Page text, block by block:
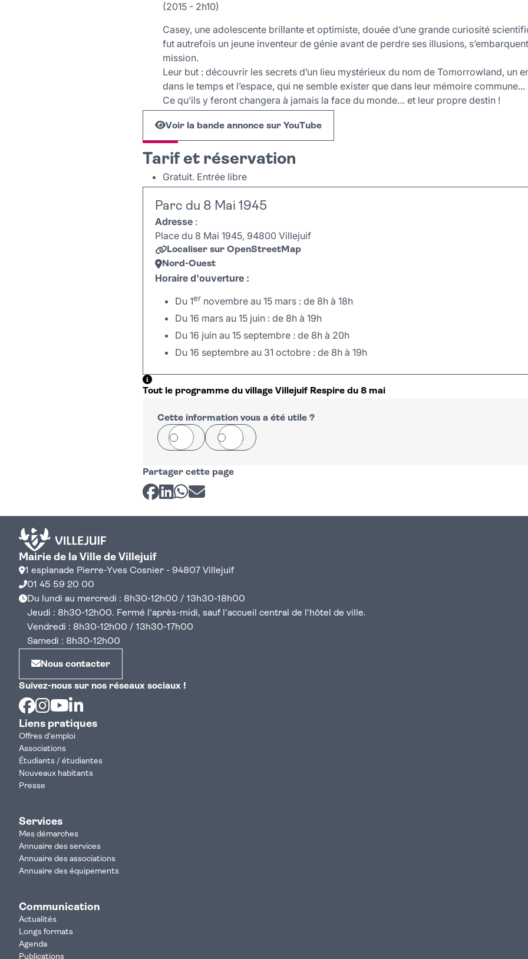
(2015 - 2h10)
Casey, une adolescente brillante et optimiste, douée d’une grande curiosité
fut autrefois un jeune inventeur de génie avant de perdre ses illusions,
mission.
Leur but : découvrir les secrets d’un lieu mystérieux du nom de Tomorrowland, un
dans le temps et l’espace, qui ne semble exister que dans leur mémoire commune...
Ce qu’ils y feront changera à jamais la face du monde… et leur propre destin !
Voir la bande annonce sur YouTube
Tarif et réservation
Gratuit. Entrée libre
Parc du 8 Mai 1945
Adresse :
Place du 8 Mai 1945, 94800 Villejuif
Localiser sur OpenStreetMap
Nord-Ouest
Horaire d'ouverture :
Du 1er novembre au 15 mars : de 8h à 18h
Du 16 mars au 15 juin : de 8h à 19h
Du 16 juin au 15 septembre : de 8h à 20h
Du 16 septembre au 31 octobre : de 8h à 19h
+
−
Tout le programme du village Villejuif Respire du 8 mai
Cette information vous a été utile ?
Oui Non
Partager cette page
Partager sur Facebook
Partager sur LinkedIn
Partager sur Whatsapp
Partager par courriel
Mairie de la Ville de Villejuif
1 esplanade Pierre-Yves Cosnier - 94807 Villejuif
01 45 59 20 00
Du lundi au mercredi : 8h30-12h00 / 13h30-18h00
Jeudi : 8h30-12h00. Fermé l'après-midi, sauf l'accueil central de l'hôtel de ville.
Vendredi : 8h30-12h00 / 13h30-17h00
Samedi : 8h30-12h00
Nous contacter
Suivez-nous sur nos réseaux sociaux !
Facebook
Instagram
Youtube
Liens pratiques
Offres d'emploi
Associations
Étudiants / étudiantes
Nouveaux habitants
Presse
Services
Mes démarches
Annuaire des services
Annuaire des associations
Annuaire des équipements
Communication
Actualités
Longs formats
Agenda
Publications